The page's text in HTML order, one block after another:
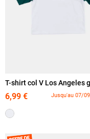
T-shirt col V Los Angeles
6,99 €
Jusqu'au 07/